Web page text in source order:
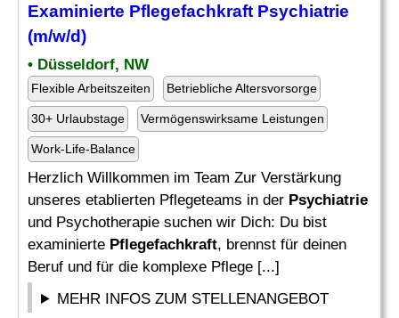
Examinierte Pflegefachkraft Psychiatrie
(m/w/d)
• Düsseldorf, NW
Flexible Arbeitszeiten Betriebliche Altersvorsorge
30+ Urlaubstage Vermögenswirksame Leistungen
Work-Life-Balance
Herzlich Willkommen im Team Zur Verstärkung
unseres etablierten Pflegeteams in der Psychiatrie
und Psychotherapie suchen wir Dich: Du bist
examinierte Pflegefachkraft, brennst für deinen
Beruf und für die komplexe Pflege [...]
MEHR INFOS ZUM STELLENANGEBOT